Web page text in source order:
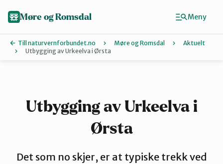
Møre og Romsdal
Till naturvernforbundet.no Møre og Romsdal
Aktuelt
Utbygging av Urkeelva i Ørsta
Utbygging av Urkeelva i
Ørsta
Det som no skjer, er at typiske trekk ved